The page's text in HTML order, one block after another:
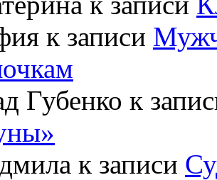
к записи
Губенко к
к записи